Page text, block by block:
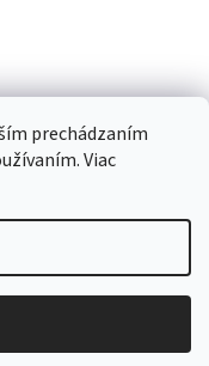
prechádzaním
Viac
období
do 10.8. bude
mieste. Ďakujeme
práva vyhradené.